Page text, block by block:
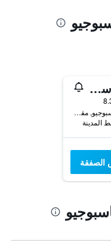
هوتل بيانكوسبينو
Via Spini 314, كاسبوجيو, مقاطعة سوندريو, إيطاليا